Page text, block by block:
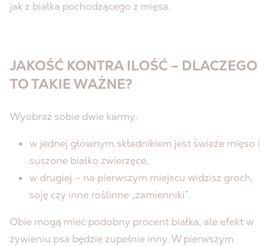
jak z białka pochodzącego z mięsa.
JAKOŚĆ KONTRA ILOŚĆ – DLACZEGO
TO TAKIE WAŻNE?
Wyobraź sobie dwie karmy:
w jednej głównym składnikiem jest świeże mięso i
suszone białko zwierzęce,
w drugiej – na pierwszym miejscu widzisz groch,
soję czy inne roślinne „zamienniki”.
Obie mogą mieć podobny procent białka, ale efekt w
żywieniu psa będzie zupełnie inny. W pierwszym